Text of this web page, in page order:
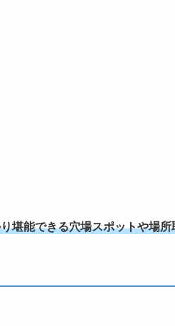
堪能できる穴場スポットや場所